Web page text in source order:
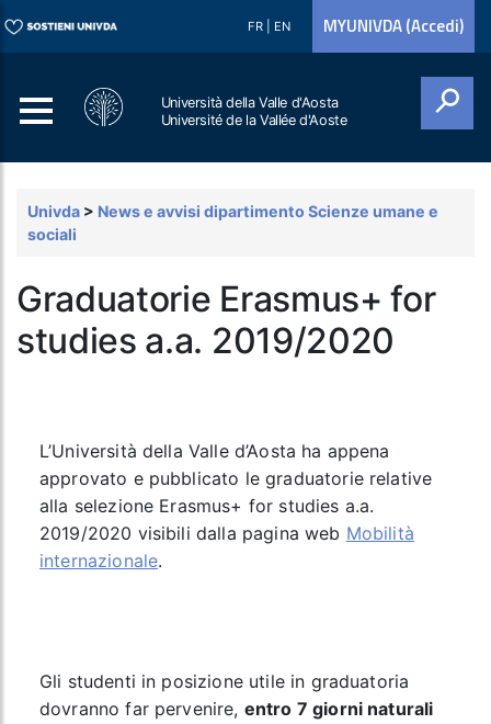
FR EN MYUNIVDA (Accedi)
Università della Valle d'Aosta
Université de la Vallée d'Aoste
Univda > News e avvisi dipartimento Scienze umane e
sociali
Graduatorie Erasmus+ for
studies a.a. 2019/2020
L’Università della Valle d’Aosta ha appena
approvato e pubblicato le graduatorie relative
alla selezione Erasmus+ for studies a.a.
2019/2020 visibili dalla pagina web Mobilità
internazionale.
Gli studenti in posizione utile in graduatoria
dovranno far pervenire, entro 7 giorni naturali